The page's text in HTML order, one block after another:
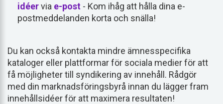
idéervia e-post - Kom ihåg att hålla dina e-
postmeddelanden korta och snälla!
Du kan också kontakta mindre ämnesspecifika
kataloger eller plattformar för sociala medier för att
få möjligheter till syndikering av innehåll. Rådgör
med din marknadsföringsbyrå innan du lägger fram
innehållsidéer för att maximera resultaten!